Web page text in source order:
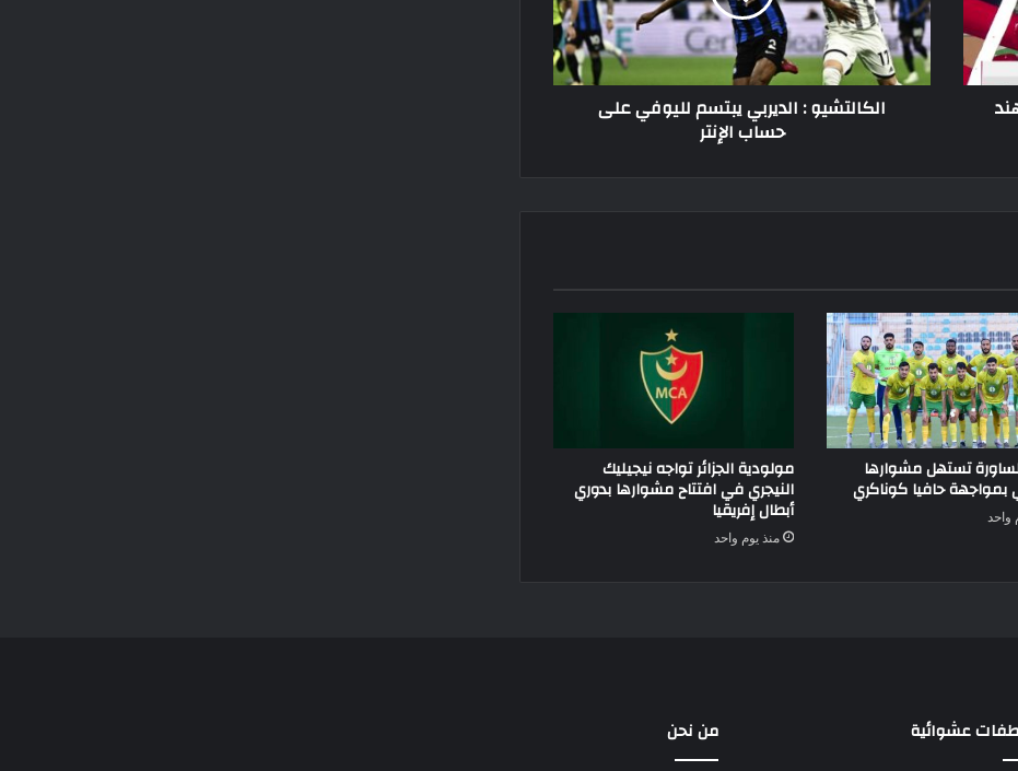
على
حساب
الإنتر
الكالتشيو : الديربي يبتسم لليوفي على
حساب الإنتر
تستهل مشوارها
بمواجهة حافيا كوناكري
واحد
مولودية الجزائر تواجه نيجيليك
النيجري في افتتاح مشوارها بدوري
أبطال إفريقيا
منذ يوم واحد
عشوائية من نحن